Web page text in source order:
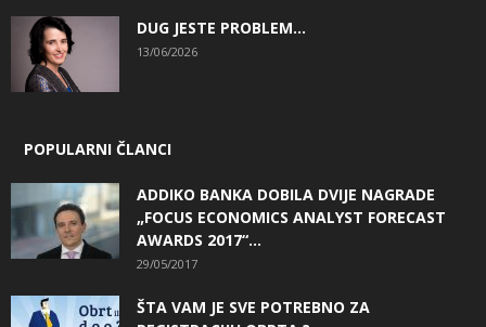
DUG JESTE PROBLEM…
13/06/2026
POPULARNI ČLANCI
ADDIKO BANKA DOBILA DVIJE NAGRADE
„FOCUS ECONOMICS ANALYST FORECAST
AWARDS 2017“...
29/05/2017
ŠTA VAM JE SVE POTREBNO ZA